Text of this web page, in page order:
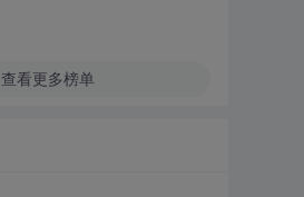
查看更多榜单